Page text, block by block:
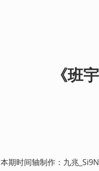
《班
本期时间轴制作：九兆_Si9N